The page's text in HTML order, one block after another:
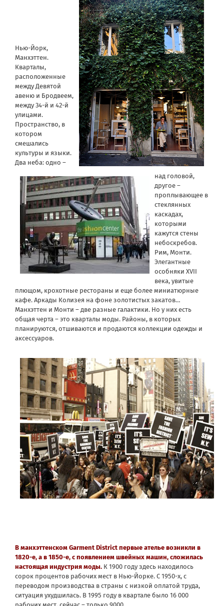
Нью-Йорк,
Манхэттен.
Кварталы,
расположенные
между Девятой
авеню и Бродвеем,
между 34-й и 42-й
улицами.
Пространство, в
котором
смешались
культуры и языки.
Два неба: одно –
над головой,
другое –
проплывающее в
стеклянных
каскадах,
которыми
кажутся стены
небоскребов.
Рим, Монти.
Элегантные
особняки XVII
века, увитые
плющом, крохотные рестораны и еще более миниатюрные
кафе. Аркады Колизея на фоне золотистых закатов…
Манхэттен и Монти – две разные галактики. Но у них есть
общая черта – это кварталы моды. Районы, в которых
планируются, отшиваются и продаются коллекции одежды и
аксессуаров.
В манхэттенском Garment District первые ателье возникли в
1820-е, а в 1850-е, с появлением швейных машин, сложилась
настоящая индустрия моды. К 1900 году здесь находилось
сорок процентов рабочих мест в Нью-Йорке. С 1950-х, с
переводом производства в страны с низкой оплатой труда,
ситуация ухудшилась. В 1995 году в квартале было 16 000